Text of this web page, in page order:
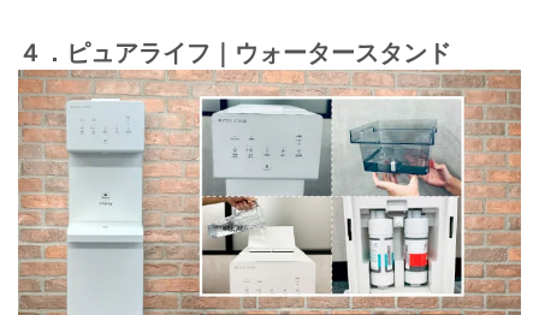
４．ピュアライフ｜ウォータースタンド